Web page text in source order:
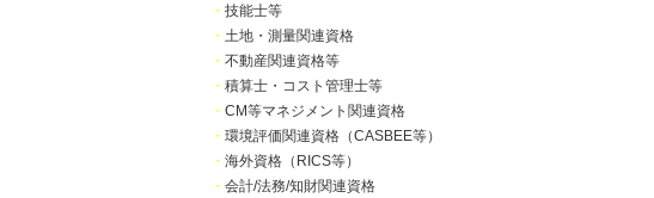
・ 技能士等
・ 土地・測量関連資格
・ 不動産関連資格等
・ 積算士・コスト管理士等
・ CM等マネジメント関連資格
・ 環境評価関連資格（CASBEE等）
・ 海外資格（RICS等）
・ 会計/法務/知財関連資格